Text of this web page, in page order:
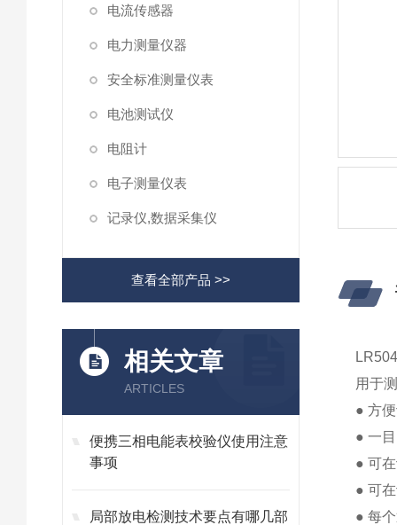
电流传感器
电力测量仪器
安全标准测量仪表
电池测试仪
电阻计
电子测量仪表
记录仪,数据采集仪
查看全部产品 >>
相关文章
ARTICLES
便携三相电能表校验仪使用注意
事项
局部放电检测技术要点有哪几部
用于
● 方
● 一
● 可
● 可
● 每